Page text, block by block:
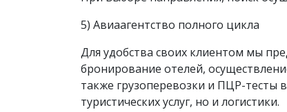
5) Авиаагентство полного цикла
Для удобства своих клиентом мы
бронирование отелей,
также грузоперевозки и ПЦР-тесты
туристических услуг, но и логистики.